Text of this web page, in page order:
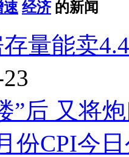
速 经济 的新闻
量能卖
”后 又将
份CPI今